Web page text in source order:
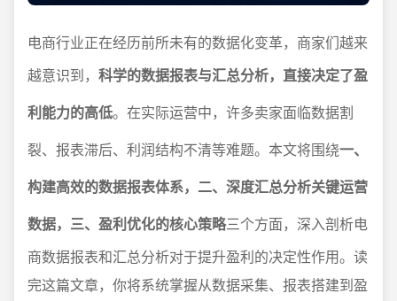
电商行业正在经历前所未有的数据化变革，商家们越来
越意识到， 科学的数据报表与汇总分析，直接决定了盈
利能力的高低。在实际运营中，许多卖家面临数据割
裂、报表滞后、利润结构不清等难题。本文将围绕一、
构建高效的数据报表体系，二、深度汇总分析关键运营
数据，三、盈利优化的核心策略三个方面，深入剖析电
商数据报表和汇总分析对于提升盈利的决定性作用。读
完这篇文章，你将系统掌握从数据采集、报表搭建到盈